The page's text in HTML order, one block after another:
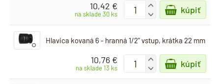
10,42 €
na sklade 30 ks
+
-
kúpiť
Hlavica kovaná 6 - hranná 1/2" vstup, krátka 22 mm
10,76 €
na sklade 13 ks
+
-
kúpiť